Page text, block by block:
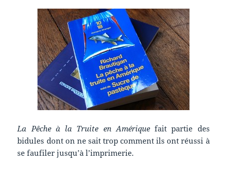
La Pêche à la Truite en Amériquefait partie des
bidules dont on ne sait trop comment ils ont réussi à
se faufiler jusqu’à l’imprimerie.